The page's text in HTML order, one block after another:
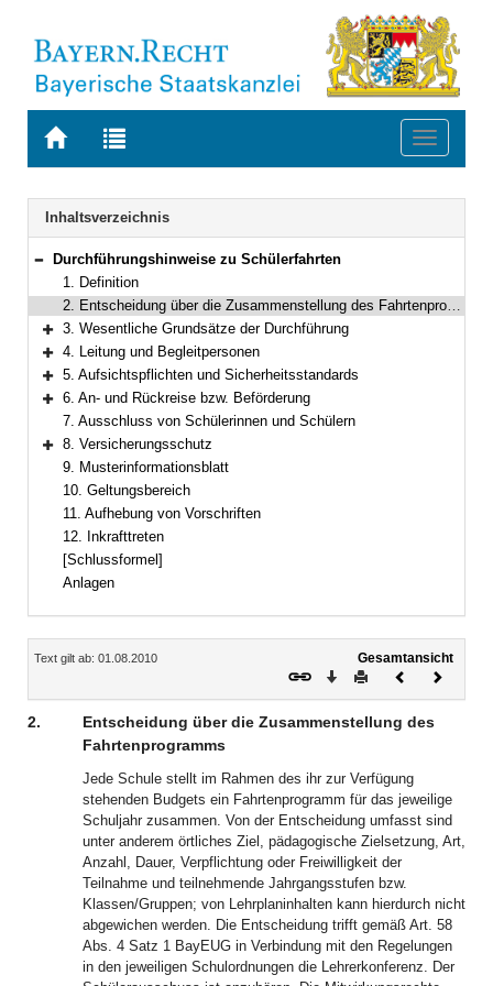
Zur
BAYERN.RECHT
Zur
letzten
Suche
Toggle
Navigation
Inhaltsverzeichnis
Bereich reduzieren
Durchführungshinweise zu Schülerfahrten
1. Definition
2. Entscheidung über die Zusammenstellung des Fahrtenprogramms
Bereich erweitern
3. Wesentliche Grundsätze der Durchführung
Bereich erweitern
4. Leitung und Begleitpersonen
Bereich erweitern
5. Aufsichtspflichten und Sicherheitsstandards
Bereich erweitern
6. An- und Rückreise bzw. Beförderung
7. Ausschluss von Schülerinnen und Schülern
Bereich erweitern
8. Versicherungsschutz
9. Musterinformationsblatt
10. Geltungsbereich
11. Aufhebung von Vorschriften
12. Inkrafttreten
[Schlussformel]
Anlagen
Inhalt
Text gilt ab: 01.08.2010
Gesamtansicht
Download
DruckenVorheriges
2.
Entscheidung über die Zusammenstellung des
Fahrtenprogramms
Jede Schule stellt im Rahmen des ihr zur Verfügung
stehenden Budgets ein Fahrtenprogramm für das jeweilige
Schuljahr zusammen. Von der Entscheidung umfasst sind
unter anderem örtliches Ziel, pädagogische Zielsetzung, Art,
Anzahl, Dauer, Verpflichtung oder Freiwilligkeit der
Teilnahme und teilnehmende Jahrgangsstufen bzw.
Klassen/Gruppen; von Lehrplaninhalten kann hierdurch nicht
abgewichen werden. Die Entscheidung trifft gemäß Art. 58
Abs. 4 Satz 1 BayEUG in Verbindung mit den Regelungen
in den jeweiligen Schulordnungen die Lehrerkonferenz. Der